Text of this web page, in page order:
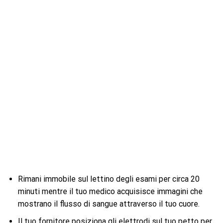
Rimani immobile sul lettino degli esami per circa 20
minuti mentre il tuo medico acquisisce immagini che
mostrano il flusso di sangue attraverso il tuo cuore.